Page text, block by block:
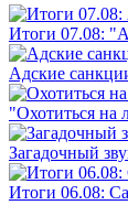
Итоги 07.08:
Адские
"Охотиться на
Загадочный
Итоги 06.08: